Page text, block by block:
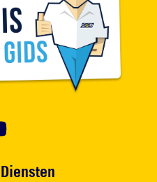
Diensten